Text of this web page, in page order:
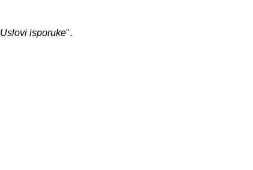
Uslovi isporuke".